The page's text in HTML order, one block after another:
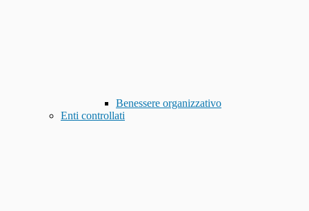
Benessere organizzativo
Enti controllati